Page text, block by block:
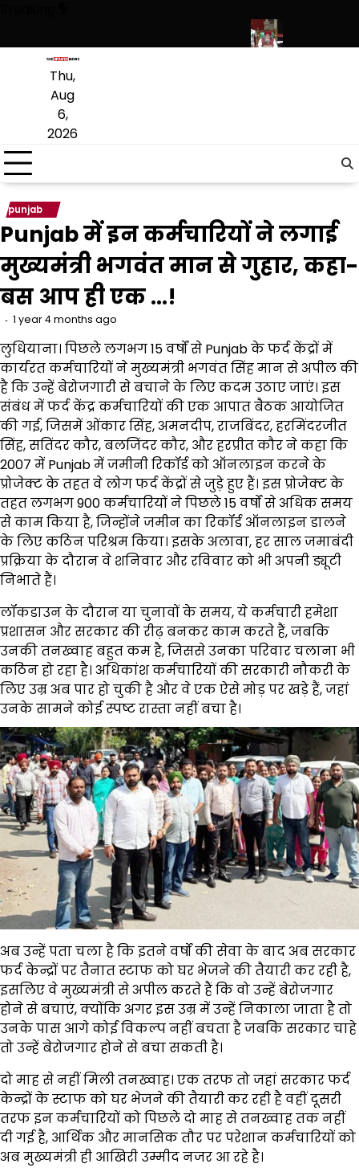
content
Thu,
Aug
6,
2026
punjab
Punjab में इन कर्मचारियों ने लगाई
मुख्यमंत्री भगवंत मान से गुहार, कहा-
बस आप ही एक …!
1 year 4 months ago
लुधियाना। पिछले लगभग 15 वर्षों से Punjab के फर्द केंद्रों में
कार्यरत कर्मचारियों ने मुख्यमंत्री भगवंत सिंह मान से अपील की
है कि उन्हें बेरोजगारी से बचाने के लिए कदम उठाए जाएं। इस
संबंध में फर्द केंद्र कर्मचारियों की एक आपात बैठक आयोजित
की गई, जिसमें ओंकार सिंह, अमनदीप, राजबिंदर, हरमिंदरजीत
सिंह, सतिंदर कौर, बलजिंदर कौर, और हरप्रीत कौर ने कहा कि
2007 में Punjab में जमीनी रिकॉर्ड को ऑनलाइन करने के
प्रोजेक्ट के तहत वे लोग फर्द केंद्रों से जुड़े हुए हैं। इस प्रोजेक्ट के
तहत लगभग 900 कर्मचारियों ने पिछले 15 वर्षों से अधिक समय
से काम किया है, जिन्होंने जमीन का रिकॉर्ड ऑनलाइन डालने
के लिए कठिन परिश्रम किया। इसके अलावा, हर साल जमाबंदी
प्रक्रिया के दौरान वे शनिवार और रविवार को भी अपनी ड्यूटी
निभाते हैं।
लॉकडाउन के दौरान या चुनावों के समय, ये कर्मचारी हमेशा
प्रशासन और सरकार की रीढ़ बनकर काम करते हैं, जबकि
उनकी तनख्वाह बहुत कम है, जिससे उनका परिवार चलाना भी
कठिन हो रहा है। अधिकांश कर्मचारियों की सरकारी नौकरी के
लिए उम्र अब पार हो चुकी है और वे एक ऐसे मोड़ पर खड़े हैं, जहां
उनके सामने कोई स्पष्ट रास्ता नहीं बचा है।
अब उन्हें पता चला है कि इतने वर्षों की सेवा के बाद अब सरकार
फर्द केन्द्रों पर तैनात स्टाफ को घर भेजने की तैयारी कर रही है,
इसलिए वे मुख्यमंत्री से अपील करते हैं कि वो उन्हें बेरोजगार
होने से बचाएं, क्योंकि अगर इस उम्र में उन्हें निकाला जाता है तो
उनके पास आगे कोई विकल्प नहीं बचता है जबकि सरकार चाहे
तो उन्हें बेरोजगार होने से बचा सकती है।
दो माह से नहीं मिली तनख्वाह। एक तरफ तो जहां सरकार फर्द
केन्द्रों के स्टाफ को घर भेजने की तैयारी कर रही है वहीं दूसरी
तरफ इन कर्मचारियों को पिछले दो माह से तनख्वाह तक नहीं
दी गई है, आर्थिक और मानसिक तौर पर परेशान कर्मचारियों को
अब मुख्यमंत्री ही आखिरी उम्मीद नजर आ रहे है।